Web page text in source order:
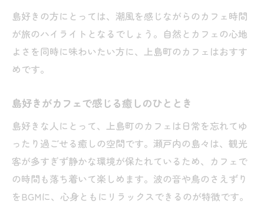
読書好きにおすすめのカフェの選び方
カフェで本を楽しむための工夫とポイント
島で味わう本とカフェの贅沢な組み合わせ
フェリー待ち時間に寄りたいカフェ紹介
島旅の合間に立ち寄れるカフェ選びのコツ
カフェでほっと一息できるフェリー旅の楽
しみ
フェリー乗り場近くの便利なカフェ情報
島好きの方にとっては、潮風を感じながらのカフェ時間
が旅のハイライトとなるでしょう。自然とカフェの心地
よさを同時に味わいたい方に、上島町のカフェはおすす
めです。
島好きがカフェで感じる癒しのひととき
島好きな人にとって、上島町のカフェは日常を忘れてゆ
ったり過ごせる癒しの空間です。瀬戸内の島々は、観光
客が多すぎず静かな環境が保たれているため、カフェで
の時間も落ち着いて楽しめます。波の音や鳥のさえずり
をBGMに、心身ともにリラックスできるのが特徴です。